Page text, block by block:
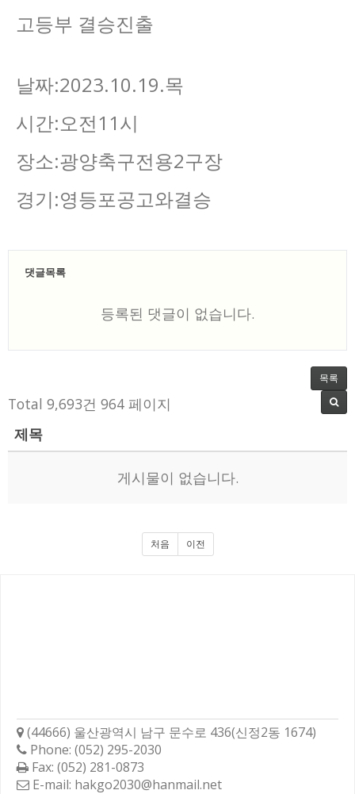
고등부 결승진출
날짜:2023.10.19.목
시간:오전11시
장소:광양축구전용2구장
경기:영등포공고와결승
댓글목록
등록된 댓글이 없습니다.
목록
Total 9,693건 964 페이지
제목
게시물이 없습니다.
처음 이전
(44666) 울산광역시 남구 문수로 436(신정2동 1674)
Phone: (052) 295-2030
Fax: (052) 281-0873
E-mail: hakgo2030@hanmail.net